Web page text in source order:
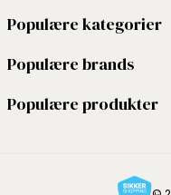
Populære kategorier
Populære brands
Populære produkter